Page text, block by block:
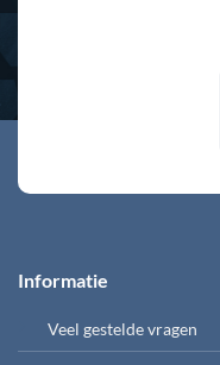
Informatie
Veel gestelde vragen